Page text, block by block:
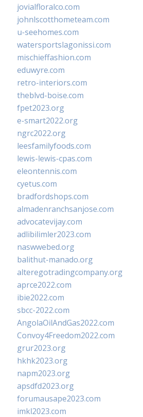
jovialfloralco.com
johnlscotthometeam.com
u-seehomes.com
watersportslagonissi.com
mischieffashion.com
eduwyre.com
retro-interiors.com
theblvd-boise.com
fpet2023.org
e-smart2022.org
ngrc2022.org
leesfamilyfoods.com
lewis-lewis-cpas.com
eleontennis.com
cyetus.com
bradfordshops.com
almadenranchsanjose.com
advocatevijay.com
adlibilimler2023.com
naswwebed.org
balithut-manado.org
alteregotradingcompany.org
aprce2022.com
ibie2022.com
sbcc-2022.com
AngolaOilAndGas2022.com
Convoy4Freedom2022.com
grur2023.org
hkhk2023.org
napm2023.org
apsdfd2023.org
forumausape2023.com
imkl2023.com